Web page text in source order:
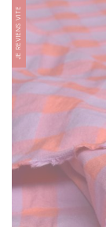
JE REVIENS VITE